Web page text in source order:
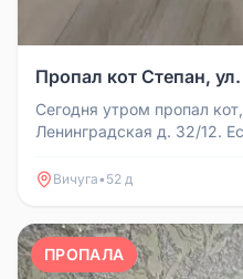
Пропал кот Степан,
Сегодня утром пропал
Ленинградская д. 32/12.
Вичуга• 52 д
ПРОПАЛА